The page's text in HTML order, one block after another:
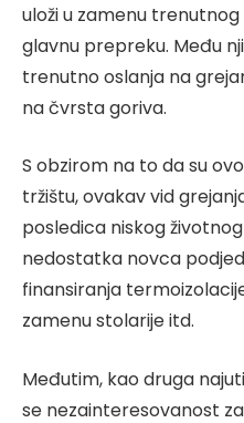
uloži u zamenu
glavnu prepreku. Među
trenutno oslanja na
na čvrsta goriva.
S obzirom na to da su
tržištu, ovakav vid
posledica niskog
nedostatka novca
finansiranja
zamenu stolarije itd.
Međutim, kao druga
se nezainteresovanost